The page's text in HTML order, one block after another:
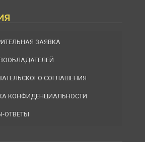
ЗАЯВКА
СОГЛАШЕНИЯ
КОНФИДЕНЦИАЛЬНОСТИ
ОТВЕТЫ